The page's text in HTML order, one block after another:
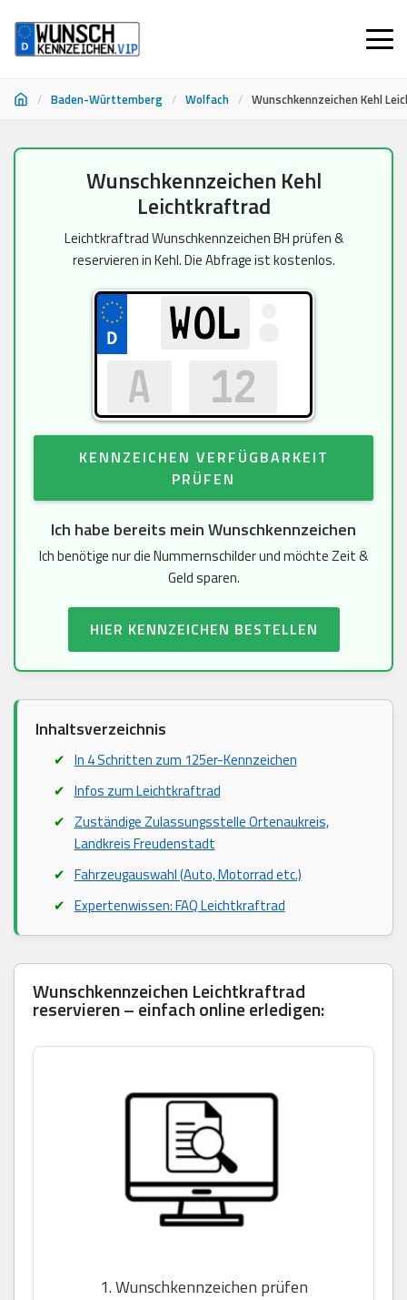
/ Baden-Württemberg / Wolfach / Wunschkennzeichen Kehl
Wunschkennzeichen Kehl
Leichtkraftrad
Leichtkraftrad Wunschkennzeichen BH prüfen &
reservieren in Kehl. Die Abfrage ist kostenlos.
KENNZEICHEN VERFÜGBARKEIT
PRÜFEN
Ich habe bereits mein Wunschkennzeichen
Ich benötige nur die Nummernschilder und möchte Zeit &
Geld sparen.
HIER KENNZEICHEN BESTELLEN
Inhaltsverzeichnis
In 4 Schritten zum 125er-Kennzeichen
Infos zum Leichtkraftrad
Zuständige Zulassungsstelle Ortenaukreis,
Landkreis Freudenstadt
Fahrzeugauswahl (Auto, Motorrad etc.)
Expertenwissen: FAQ Leichtkraftrad
Wunschkennzeichen Leichtkraftrad
reservieren – einfach online erledigen:
1. Wunschkennzeichen prüfen